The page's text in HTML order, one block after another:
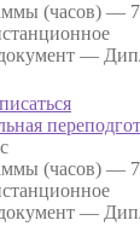
(часов) —
—
(часов) —
—